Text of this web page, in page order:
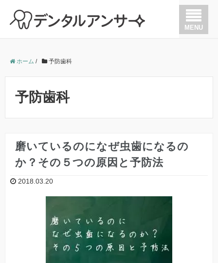
MENU
歯の根の治療（根管治療）
ホーム / 予防歯科
予防歯科
磨いているのになぜ虫歯になるの
か？その５つの原因と予防法
2018.03.20